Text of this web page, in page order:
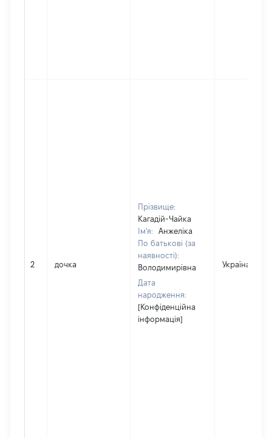
2 дочка
Прізвище:
Кагадій-Чайка
Ім'я:
Анжеліка
По батькові (за
наявності):
Володимирівна
Дата
народження:
[Конфіденційна
інформація]
Україна